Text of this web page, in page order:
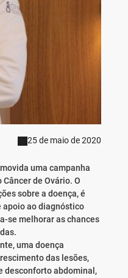
25 de maio de 2020
uma campanha
de Ovário. O
sobre a doença, é
ao diagnóstico
se melhorar as chances
uma doença
das lesões,
desconforto abdominal,